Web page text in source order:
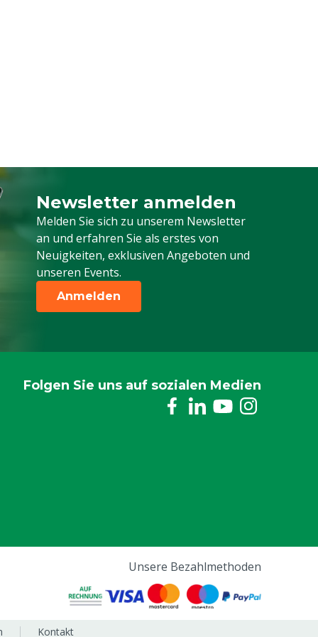
Newsletter anmelden
Melden Sie sich zu unserem Newsletter
an und erfahren Sie als erstes von
Neuigkeiten, exklusiven Angeboten und
unseren Events.
Melden Sie sich für unseren Newsletter
Anmelden
Folgen Sie uns auf sozialen Medien
Unsere Bezahlmethoden
Kontakt